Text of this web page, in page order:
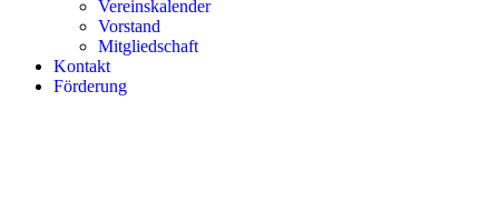
Ver­einska­len­der
Vor­stand
Mit­glied­schaft
Kon­takt
För­de­rung